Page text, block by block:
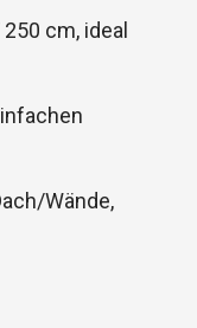
cm, ideal
Wände,